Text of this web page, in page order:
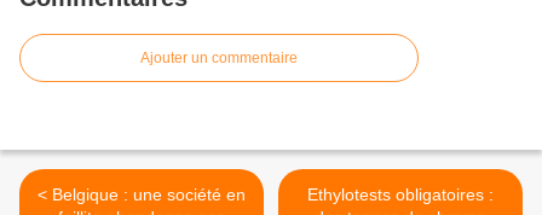
Ajouter un commentaire
< Belgique : une société en
Ethylotests obligatoires :